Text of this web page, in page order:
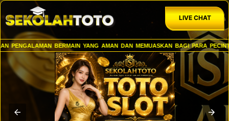
LIVE CHAT
BERMAIN YANG AMAN DAN MEMUASKAN BAGI PARA